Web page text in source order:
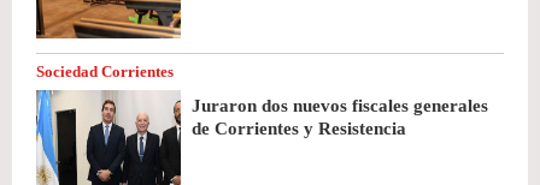
Sociedad Corrientes
Juraron dos nuevos fiscales generales
de Corrientes y Resistencia